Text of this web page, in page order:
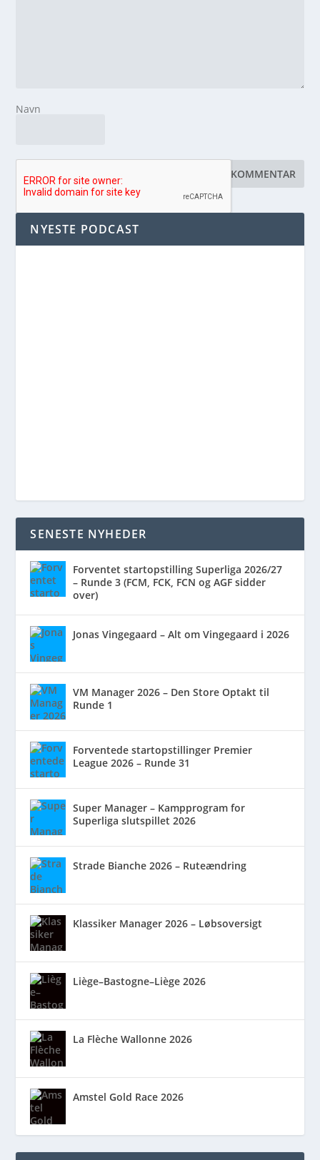
Navn
NYESTE PODCAST
SENESTE NYHEDER
Forventet startopstilling Superliga 2026/27
– Runde 3 (FCM, FCK, FCN og AGF sidder
over)
Jonas Vingegaard – Alt om Vingegaard i 2026
VM Manager 2026 – Den Store Optakt til
Runde 1
Forventede startopstillinger Premier
League 2026 – Runde 31
Super Manager – Kampprogram for
Superliga slutspillet 2026
Strade Bianche 2026 – Ruteændring
Klassiker Manager 2026 – Løbsoversigt
Liège–Bastogne–Liège 2026
La Flèche Wallonne 2026
Amstel Gold Race 2026